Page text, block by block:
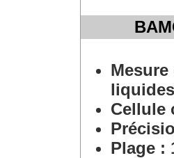
Cellule
Plage :